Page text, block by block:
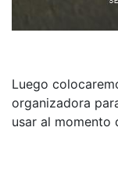
Luego
organizadora
usar al momento